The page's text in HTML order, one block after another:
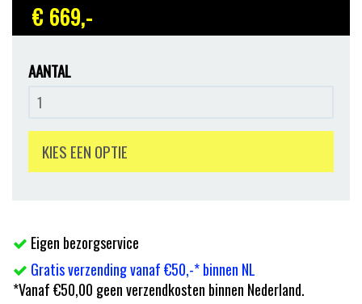
€ 669,-
AANTAL
KIES EEN OPTIE
Eigen bezorgservice
Gratis verzending vanaf €50,-* binnen NL
*Vanaf €50,00 geen verzendkosten binnen Nederland.